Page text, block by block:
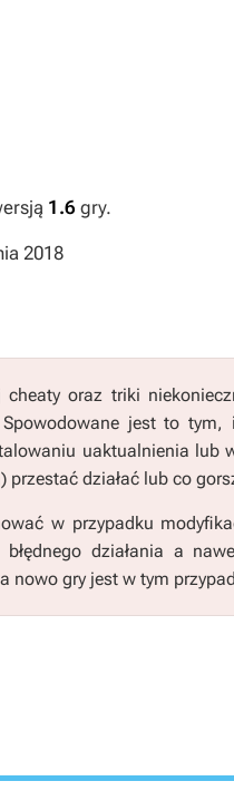
1.6 gry.
2018
cheaty oraz triki
jest to
uaktualnienia lub
działać lub co
w przypadku
działania a
nowo gry jest w tym